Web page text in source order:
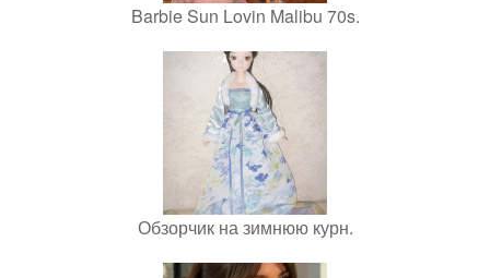
Barbie Sun Lovin Malibu 70s.
Обзорчик на зимнюю курн.